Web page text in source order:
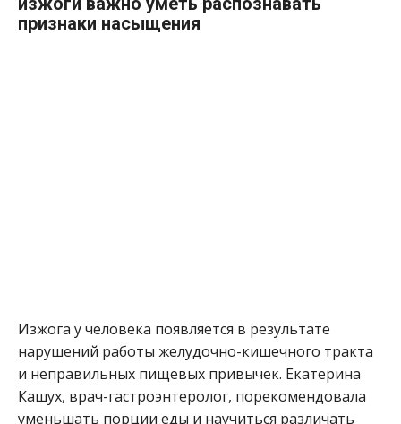
признаки насыщения
Изжога у человека появляется в результате
нарушений работы желудочно-кишечного тракта
и неправильных пищевых привычек. Екатерина
Кашух, врач-гастроэнтеролог, порекомендовала
уменьшать порции еды и научиться различать